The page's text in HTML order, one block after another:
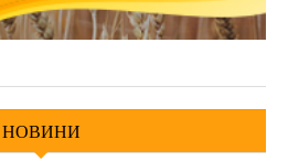
НОВИНИ